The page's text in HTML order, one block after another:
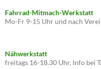
Fahrrad-Mitmach-Werkstatt
Mo-Fr 9-15 Uhr und nach
Nähwerkstatt
freitags 16-18.30 Uhr, Info bei